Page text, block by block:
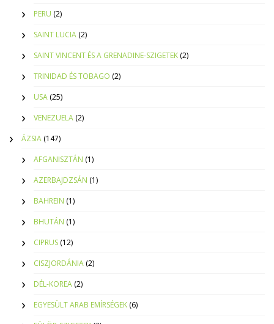
PERU (2)
SAINT LUCIA (2)
SAINT VINCENT ÉS A GRENADINE-SZIGETEK (2)
TRINIDAD ÉS TOBAGO (2)
USA (25)
VENEZUELA (2)
ÁZSIA (147)
AFGANISZTÁN (1)
AZERBAJDZSÁN (1)
BAHREIN (1)
BHUTÁN (1)
CIPRUS (12)
CISZJORDÁNIA (2)
DÉL-KOREA (2)
EGYESÜLT ARAB EMÍRSÉGEK (6)